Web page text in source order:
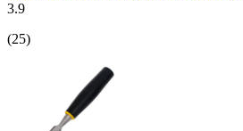
3.9
(25)